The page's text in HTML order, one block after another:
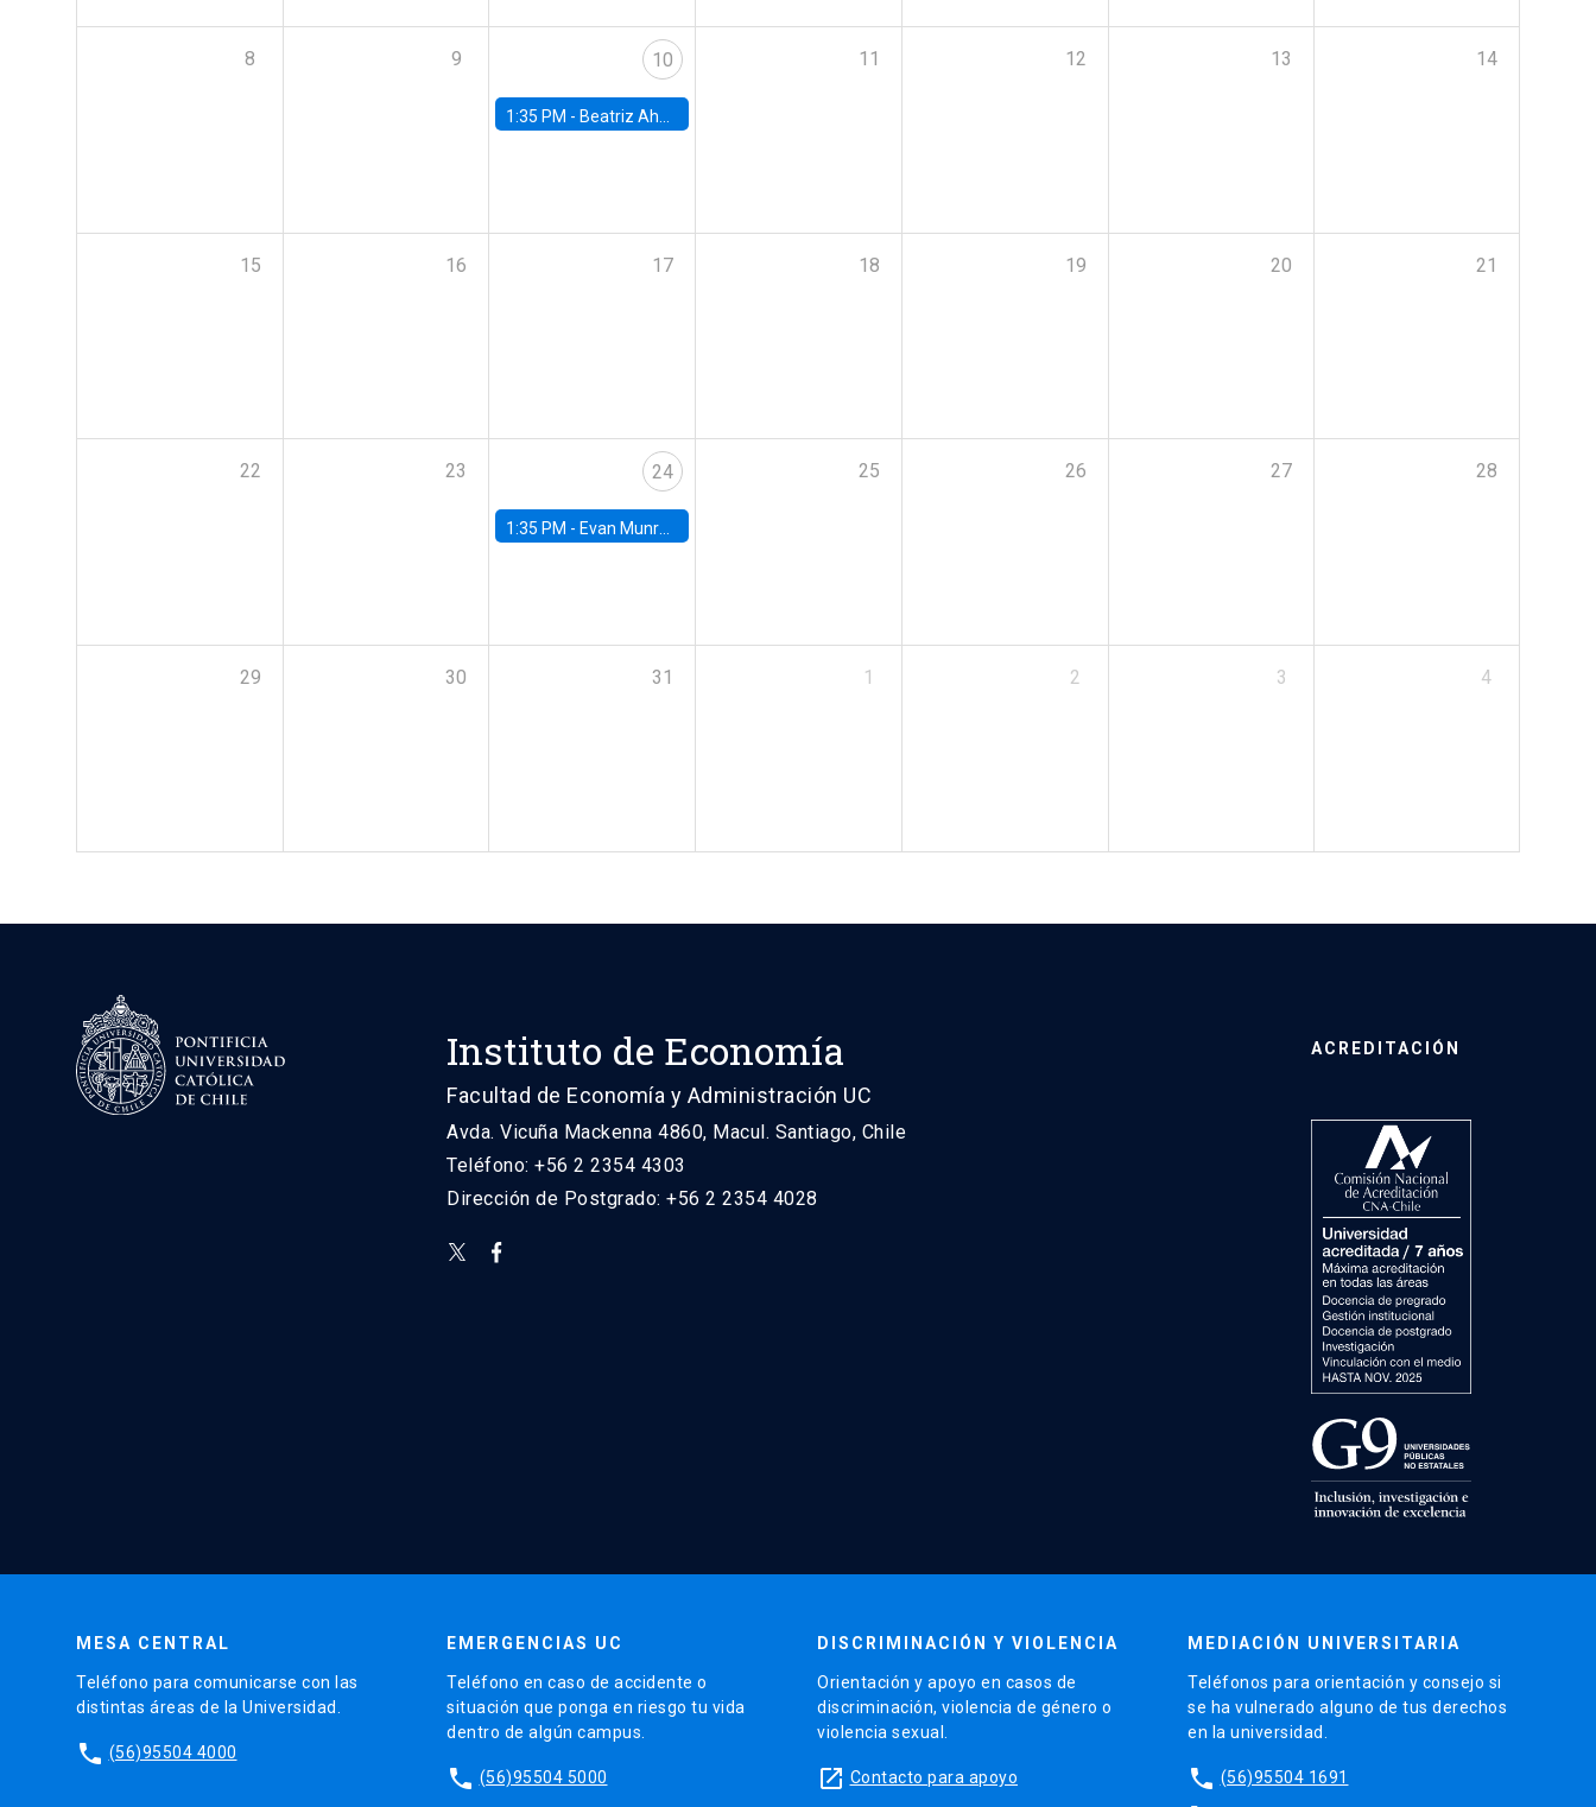
8 9 10
1:35 PM - Beatriz Ahumada, PhD candidate, Universidad de Pittsburgh
11 12 13 14
15 16 17 18 19 20 21
22 23 24
1:35 PM - Evan Munro, Neyman Visiting Assistant Professor in the Department of Statistics at UC Berkeley
25 26 27 28
29 30 31 1 2 3 4
Instituto de Economía
Facultad de Economía y Administración UC
Avda. Vicuña Mackenna 4860, Macul. Santiago, Chile
Teléfono: +56 2 2354 4303
Dirección de Postgrado: +56 2 2354 4028
ACREDITACIÓN
MESA CENTRAL
Teléfono para comunicarse con las
distintas áreas de la Universidad.
phone (56)95504 4000
EMERGENCIAS UC
Teléfono en caso de accidente o
situación que ponga en riesgo tu vida
dentro de algún campus.
phone (56)95504 5000
DISCRIMINACIÓN Y VIOLENCIA
Orientación y apoyo en casos de
discriminación, violencia de género o
violencia sexual.
launch Contacto para apoyo
MEDIACIÓN UNIVERSITARIA
Teléfonos para orientación y consejo si
se ha vulnerado alguno de tus derechos
en la universidad.
phone (56)95504 1691